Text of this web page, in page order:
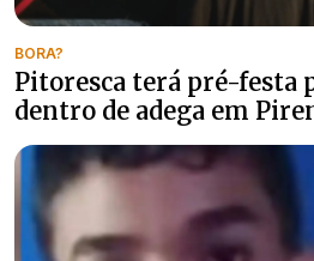
BORA?
Pitoresca terá pré-festa
dentro de adega em